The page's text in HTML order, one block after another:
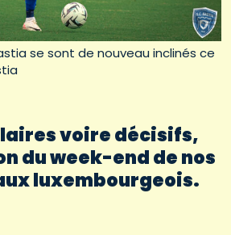
se sont de nouveau inclinés ce
voire décisifs,
du week-end de nos
luxembourgeois.